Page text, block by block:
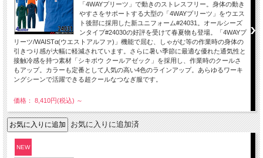
「4WAYプリーツ」で動きのストレスフリー。身体の動き
やすさをサポートする大型の「4WAYプリーツ」をウエス
ト後部に採用した新ユニフォーム#24031。オールシーズ
ンタイプ#24030の好評を受けて春夏物も登場。「4WAYプ
リーツ/WAISTα(ウエストアルファ)」機能で屈む、しゃがむ等の作業時の身体の
引きつり感が大幅に軽減されています。さらに暑い季節に最適な優れた通気性と
接触冷感を持つ素材「シキボウ クールアゼック」を採用し、作業時のクールさ
もアップ。カラーも定番として人気の高い4色のラインアップ。あらゆるワーキ
ングシーンで活躍できる超クールなつなぎ服です。
価格： 8,410円(税込) ～
お気に入りに追加済
NEW